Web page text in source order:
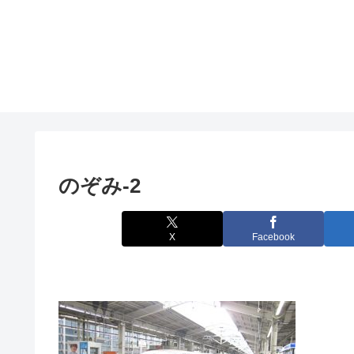
のぞみ-2
X Facebook